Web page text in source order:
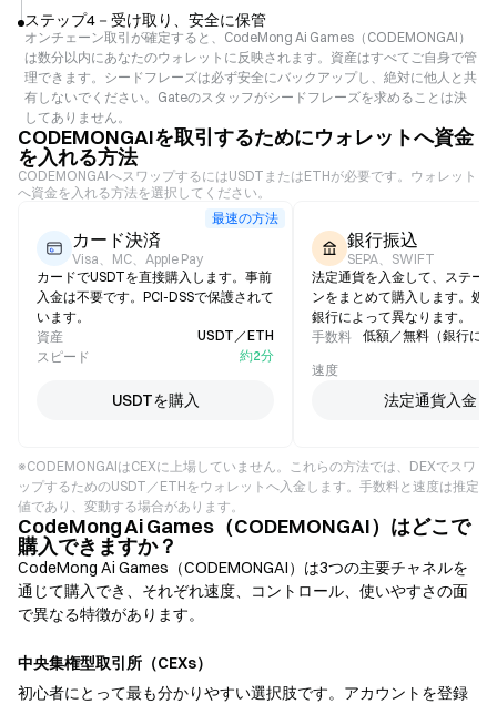
ステップ4－受け取り、安全に保管
オンチェーン取引が確定すると、CodeMong Ai Games（CODEMONGAI）
は数分以内にあなたのウォレットに反映されます。資産はすべてご自身で管
理できます。シードフレーズは必ず安全にバックアップし、絶対に他人と共
有しないでください。Gateのスタッフがシードフレーズを求めることは決
してありません。
CODEMONGAIを取引するためにウォレットへ資金
を入れる方法
CODEMONGAIへスワップするにはUSDTまたはETHが必要です。ウォレット
へ資金を入れる方法を選択してください。
最速の方法
カード決済
Visa、MC、Apple Pay
カードでUSDTを直接購入します。事前
入金は不要です。PCI-DSSで保護されて
います。
資産
USDT／ETH
スピード
約2分
USDTを購入
銀行振込
SEPA、SWIFT
法定通貨を入金して、ステー
ンをまとめて購入します。処
銀行によって異なります。
手数料
低額／無料（銀行に
速度
法定通貨入金
※CODEMONGAIはCEXに上場していません。これらの方法では、DEXでスワ
ップするためのUSDT／ETHをウォレットへ入金します。手数料と速度は推定
値であり、変動する場合があります。
CodeMong Ai Games（CODEMONGAI）はどこで
購入できますか？
CodeMong Ai Games（CODEMONGAI）は3つの主要チャネルを
通じて購入でき、それぞれ速度、コントロール、使いやすさの面
で異なる特徴があります。
中央集権型取引所（CEXs）
初心者にとって最も分かりやすい選択肢です。アカウントを登録